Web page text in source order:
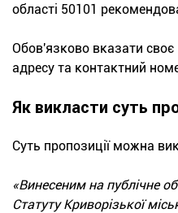
області 50101
Обов'язково вказати своє
адресу та контактний
Як викласти суть
Суть пропозиції можна
«Винесеним на публічне
Статуту Криворізької